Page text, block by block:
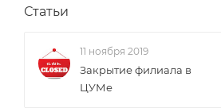
Статьи
11 ноября 2019
Закрытие филиала в
ЦУМе